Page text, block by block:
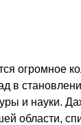
огромное
в
и науки.
области,